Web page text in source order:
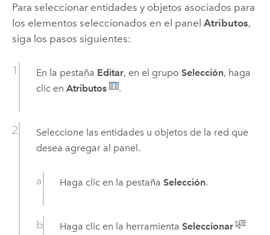
Para seleccionar entidades y objetos asociados para
los elementos seleccionados en el panel Atributos,
siga los pasos siguientes:
En la pestaña Editar, en el grupo Selección, haga
clic en Atributos .
Seleccione las entidades u objetos de la red que
desea agregar al panel.
Haga clic en la pestañaSelección.
Haga clic en la herramientaSeleccionar